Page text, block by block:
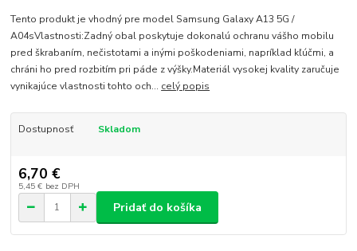
Tento produkt je vhodný pre model Samsung Galaxy A13 5G /
A04sVlastnosti:Zadný obal poskytuje dokonalú ochranu vášho mobilu
pred škrabaním, nečistotami a inými poškodeniami, napríklad kľúčmi, a
chráni ho pred rozbitím pri páde z výšky.Materiál vysokej kvality zaručuje
vynikajúce vlastnosti tohto och... celý popis
Dostupnosť Skladom
6,70 €
5,45 € bez DPH
Pridať do košíka